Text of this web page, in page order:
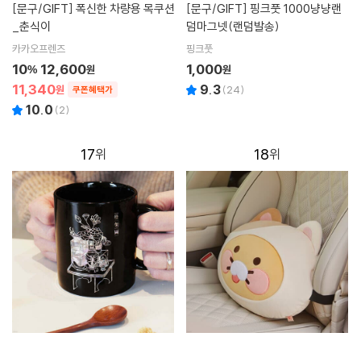
[문구/GIFT]
_춘식이
카카오프렌즈
11,340원 쿠폰혜택가
10% 12,600원
10.0 (2)
[문구/GIFT]
덤마그넷(랜덤발송)
핑크풋
1,000원
9.3(24)
17 18